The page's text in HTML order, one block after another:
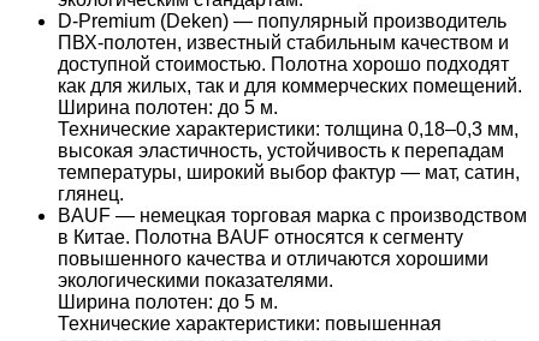
D-Premium (Deken) — популярный производитель
ПВХ-полотен, известный стабильным качеством и
доступной стоимостью. Полотна хорошо подходят
как для жилых, так и для коммерческих помещений.
Ширина полотен: до 5 м.
Технические характеристики: толщина 0,18–0,3 мм,
высокая эластичность, устойчивость к перепадам
температуры, широкий выбор фактур — мат, сатин,
глянец.
BAUF — немецкая торговая марка с производством
в Китае. Полотна BAUF относятся к сегменту
повышенного качества и отличаются хорошими
экологическими показателями.
Ширина полотен: до 5 м.
Технические характеристики: повышенная